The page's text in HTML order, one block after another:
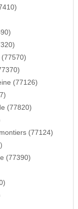
(77126)
(77820)
(77124)
(77390)